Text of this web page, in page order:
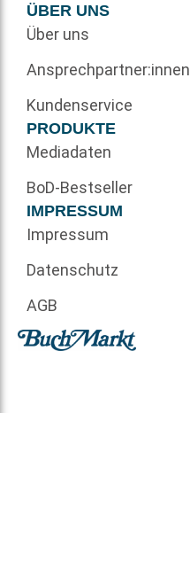
ÜBER UNS
Über uns
Ansprechpartner:innen
Kundenservice
PRODUKTE
Mediadaten
BoD-Bestseller
IMPRESSUM
Impressum
Datenschutz
AGB